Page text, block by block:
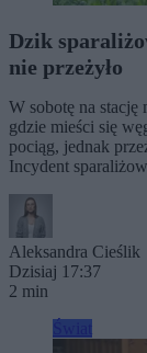
Dzik
nie przeżyło
W sobotę na stację
gdzie mieści się
pociąg, jednak
Incydent
Aleksandra Cieślik
Dzisiaj 17:37
2 min